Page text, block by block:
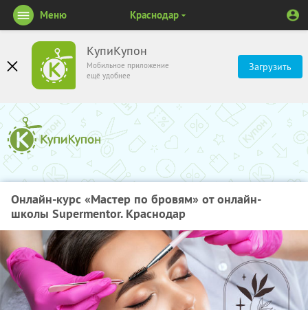
КупиКупон
Мобильное приложение
ещё удобнее
Загрузить
Меню Краснодар
Онлайн-курс «Мастер по бровям» от онлайн-
школы Supermentor. Краснодар